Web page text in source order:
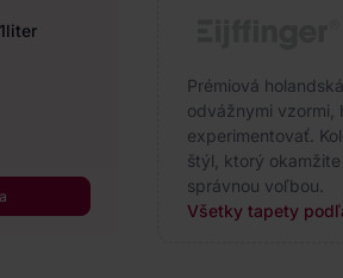
Prémiová
odvážnymi vzormi,
experimentovať.
štýl, ktorý
správnou voľbou.
Všetky tapety